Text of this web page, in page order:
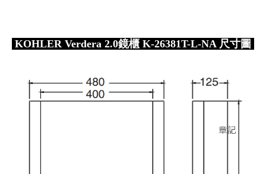
KOHLER Verdera 2.0鏡櫃 K-26381T-L-NA 尺寸圖